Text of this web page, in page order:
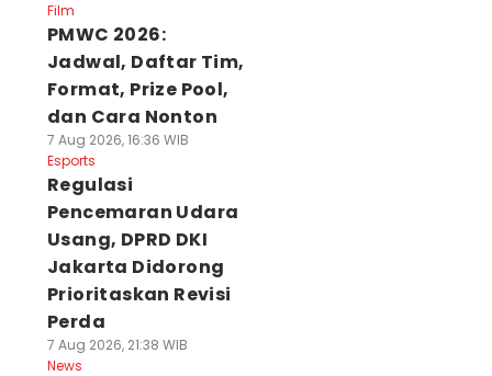
Film
PMWC 2026:
Jadwal, Daftar Tim,
Format, Prize Pool,
dan Cara Nonton
7 Aug 2026, 16:36 WIB
Esports
Regulasi
Pencemaran Udara
Usang, DPRD DKI
Jakarta Didorong
Prioritaskan Revisi
Perda
7 Aug 2026, 21:38 WIB
News